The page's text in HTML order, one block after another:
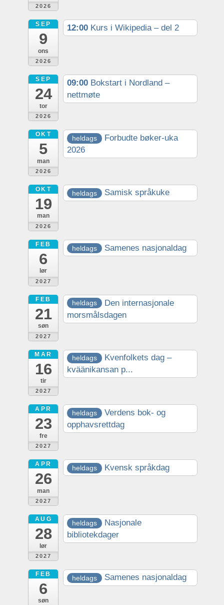
2026
SEP
9
ons
2026
12:00 Kurs i Wikipedia – del 2
SEP
24
tor
2026
09:00 Bokstart i Nordland –
nettmøte
OKT
5
man
2026
heldags
Forbudte bøker-uka
2026
OKT
19
man
2026
heldags Samisk språkuke
FEB
6
lør
2027
heldags Samenes nasjonaldag
FEB
21
søn
2027
heldags
Den internasjonale
morsmålsdagen
MAR
16
tir
2027
heldags
Kvenfolkets dag –
kväänikansan p...
APR
23
fre
2027
heldags
Verdens bok- og
opphavsrettdag
APR
26
man
2027
heldags Kvensk språkdag
AUG
28
lør
2027
heldags
Nasjonale
bibliotekdager
FEB
6
søn
heldags Samenes nasjonaldag